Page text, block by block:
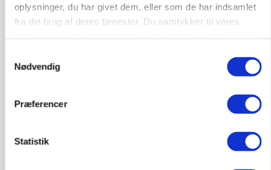
oplysninger, du har givet dem, eller som de har indsamlet
fra din brug af deres tjenester. Du samtykker til vores
Nødvendig
Præferencer
Statistik
MASKINER
Forserie til selvkørende skårlægger afprøves i år